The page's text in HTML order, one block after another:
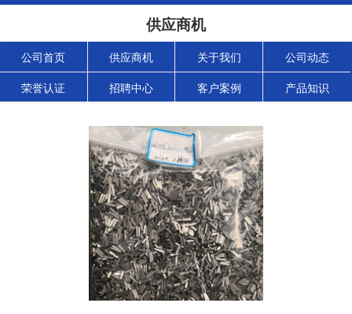
供应商机
公司首页 供应商机 关于我们 公司动态
荣誉认证 招聘中心 客户案例 产品知识